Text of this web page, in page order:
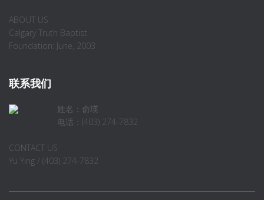
ABOUT US
Calgary Truth Baptist
Foundation: June, 2003
联系我们
姓名：俞瑛
电话：(403) 274-7832
CONTACT US
Yu Ying / (403) 274-7832